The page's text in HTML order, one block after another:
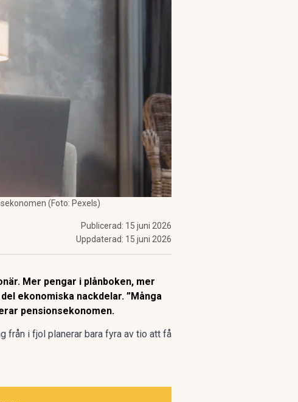
(Foto: Pexels)
Publicerad: 15 juni 2026
Uppdaterad: 15 juni 2026
Mer pengar i plånboken, mer
ekonomiska nackdelar. ”Många
pensionsekonomen.
från i fjol planerar bara fyra av tio att få